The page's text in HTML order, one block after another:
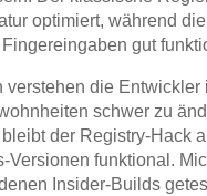
optimiert, während
gut
verstehen die Entwickler
schwer zu
der Registry-Hack
Versionen funktional.
Insider-Builds